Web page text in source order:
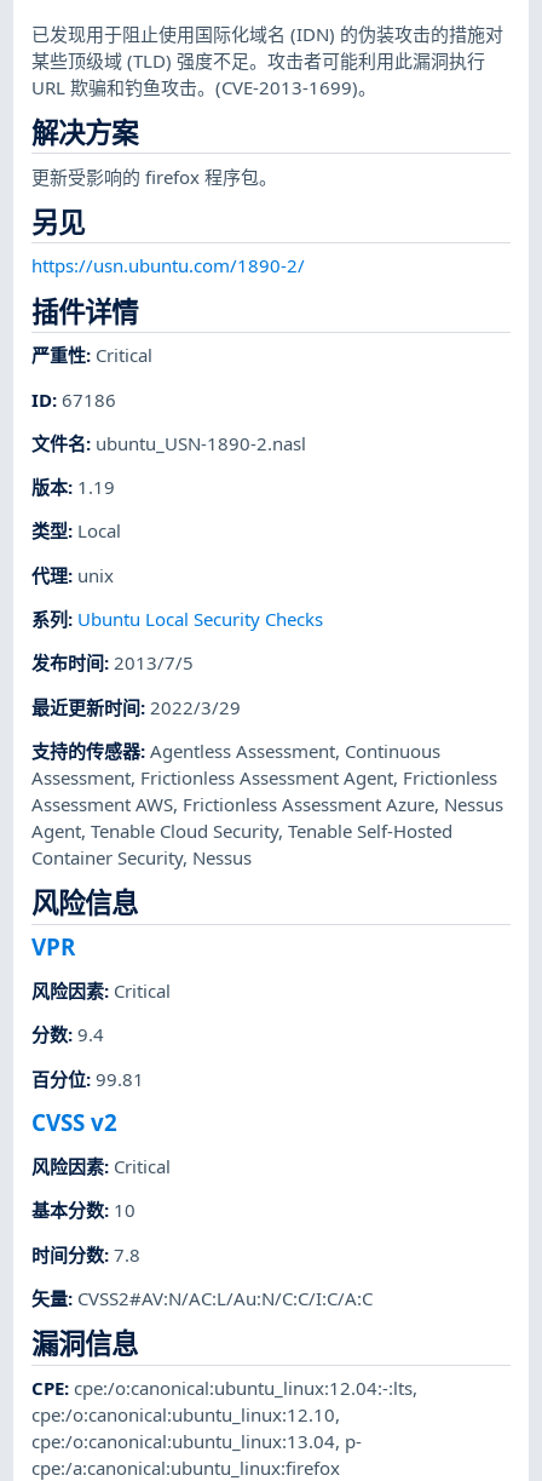
已发现用于阻止使用国际化域名 (IDN) 的伪装攻击的措施对
某些顶级域 (TLD) 强度不足。攻击者可能利用此漏洞执行
URL 欺骗和钓鱼攻击。(CVE-2013-1699)。
解决方案
更新受影响的 firefox 程序包。
另见
https://usn.ubuntu.com/1890-2/
插件详情
严重性: Critical
ID:67186
文件名: ubuntu_USN-1890-2.nasl
版本: 1.19
类型: Local
代理: unix
系列 : Ubuntu Local Security Checks
发布时间:2013/7/5
最近更新时间: 2022/3/29
支持的传感器:Agentless Assessment, Continuous
Assessment, Frictionless Assessment Agent, Frictionless
Assessment AWS, Frictionless Assessment Azure, Nessus
Agent,Tenable Cloud Security,Tenable Self-Hosted
Container Security, Nessus
风险信息
VPR
风险因素: Critical
分数:9.4
百分位:99.81
CVSS v2
风险因素: Critical
基本分数: 10
时间分数:7.8
矢量: CVSS2#AV:N/AC:L/Au:N/C:C/I:C/A:C
漏洞信息
CPE:cpe:/o:canonical:ubuntu_linux:12.04:-:lts,
cpe:/o:canonical:ubuntu_linux:12.10,
cpe:/o:canonical:ubuntu_linux:13.04, p-
cpe:/a:canonical:ubuntu_linux:firefox